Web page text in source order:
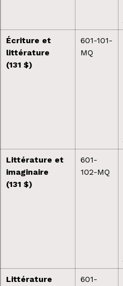
Écriture et
littérature
(131 $)
601-101-
MQ
Littérature et
imaginaire
(131 $)
601-
102-MQ
Littérature
601-